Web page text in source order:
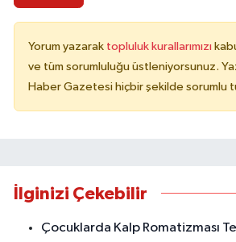
Yorum yazarak topluluk kurallarımızı
ve tüm sorumluluğu üstleniyorsunuz.
Haber Gazetesi hiçbir şekilde sorumlu
İlginizi Çekebilir
Çocuklarda Kalp Romatizması